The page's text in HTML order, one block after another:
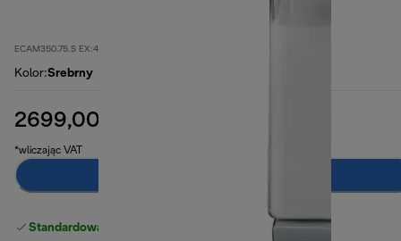
ECAM350.75.S EX:4
Kolor:Srebrny
2699,00 zł
*wliczając VAT
Standardowa bezpłatna dostawa powyżej 210 zł